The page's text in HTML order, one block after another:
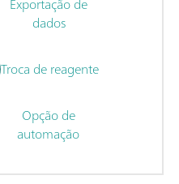
dados
Troca de reagente
Opção de
automação